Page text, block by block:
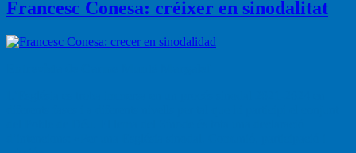
Francesc Conesa: créixer en sinodalitat